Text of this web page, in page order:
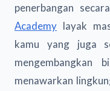
penerbangan
Academy layak
kamu yang juga
mengembangkan
menawarkan